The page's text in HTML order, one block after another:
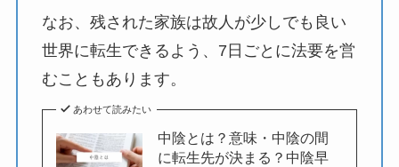
なお、残された家族は故人が少しでも良い
世界に転生できるよう、7日ごとに法要を営
むこともあります。
あわせて読みたい
中陰とは？意味・中陰の間
に転生先が決まる？中陰早